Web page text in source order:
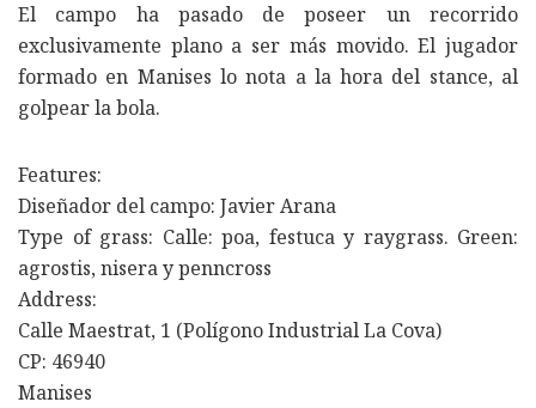
El campo ha pasado de poseer un recorrido
exclusivamente plano a ser más movido. El jugador
formado en Manises lo nota a la hora del stance, al
golpear la bola.
Features:
Diseñador del campo: Javier Arana
Type of grass: Calle: poa, festuca y raygrass. Green:
agrostis, nisera y penncross
Address:
Calle Maestrat, 1 (Polígono Industrial La Cova)
CP: 46940
Manises